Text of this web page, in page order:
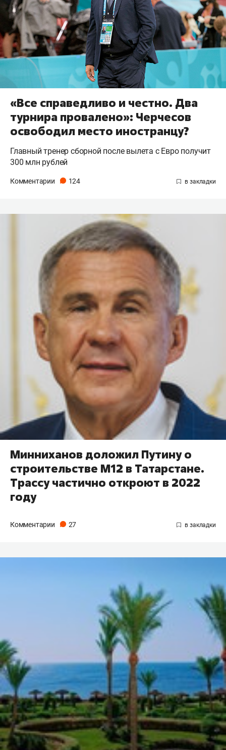
«Все справедливо и честно. Два
турнира провалено»: Черчесов
освободил место иностранцу?
Главный тренер сборной после вылета с Евро получит
300 млн рублей
Комментарии 124
Минниханов доложил Путину о
строительстве М12 в Татарстане.
Трассу частично откроют в 2022
году
Комментарии 27